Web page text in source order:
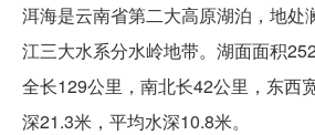
洱海是云南省第二大高原湖泊，地处
江三大水系分水岭地带。湖面面积
全长129公里，南北长42公里，东西
深21.3米，平均水深10.8米。